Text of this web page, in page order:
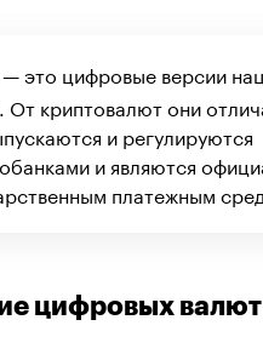
— это цифровые версии
От криптовалют они
и регулируются
и являются
платежным
цифровых